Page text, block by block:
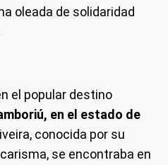
oleada de solidaridad
el popular destino
en el estado de
conocida por su
se encontraba en